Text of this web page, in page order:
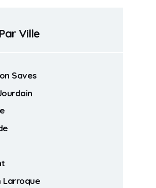
Ville
Saves
Larroque